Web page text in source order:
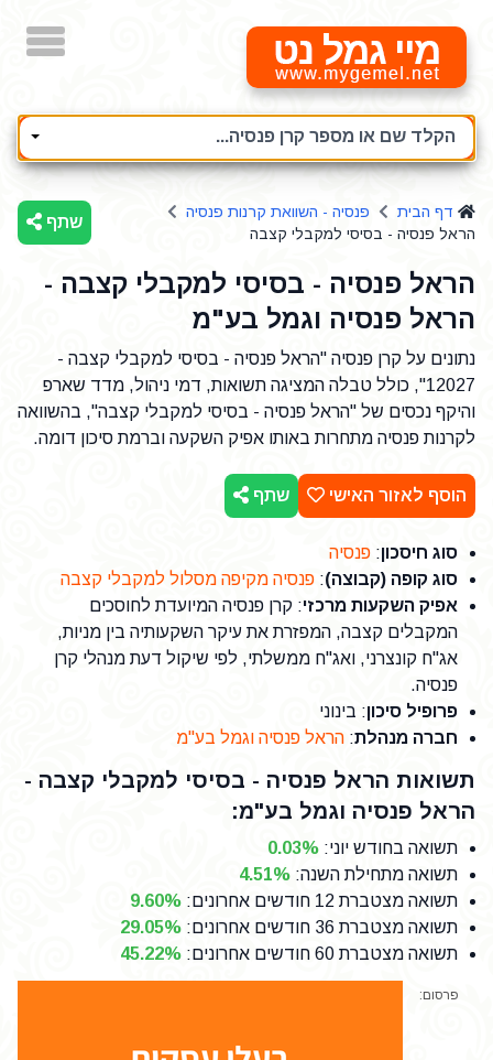
מיי גמל נט
הקלד שם או מספר קרן פנסיה...
דף הבית
פנסיה - השוואת קרנות פנסיה
הראל פנסיה - בסיסי למקבלי קצבה
שתף
הראל פנסיה - בסיסי למקבלי קצבה -
הראל פנסיה וגמל בע"מ
נתונים על קרן פנסיה "הראל פנסיה - בסיסי למקבלי קצבה -
12027", כולל טבלה המציגה תשואות, דמי ניהול, מדד שארפ
והיקף נכסים של "הראל פנסיה - בסיסי למקבלי קצבה", בהשוואה
לקרנות פנסיה מתחרות באותו אפיק השקעה וברמת סיכון דומה.
הוסף לאזור האישי שתף
סוג חיסכון: פנסיה
סוג קופה (קבוצה): פנסיה מקיפה מסלול למקבלי קצבה
אפיק השקעות מרכזי: קרן פנסיה המיועדת לחוסכים
המקבלים קצבה, המפזרת את עיקר השקעותיה בין מניות,
אג"ח קונצרני, ואג"ח ממשלתי, לפי שיקול דעת מנהלי קרן
פנסיה.
פרופיל סיכון: בינוני
חברה מנהלת: הראל פנסיה וגמל בע"מ
תשואות הראל פנסיה - בסיסי למקבלי קצבה -
הראל פנסיה וגמל בע"מ:
תשואה בחודש יוני:
0.03%
תשואה מתחילת השנה:
4.51%
תשואה מצטברת 12 חודשים אחרונים
:
9.60%
תשואה מצטברת 36 חודשים אחרונים
:
29.05%
תשואה מצטברת 60 חודשים אחרונים
:
45.22%
פרסום: